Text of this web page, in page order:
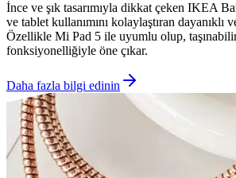
İnce ve şık tasarımıyla dikkat çeken IKEA
ve tablet kullanımını kolaylaştıran dayanıklı
Özellikle Mi Pad 5 ile uyumlu olup,
fonksiyonelliğiyle öne çıkar.
Daha fazla bilgi edinin